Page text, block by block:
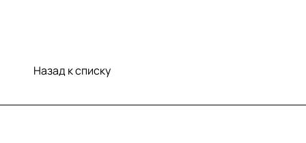
Назад к списку